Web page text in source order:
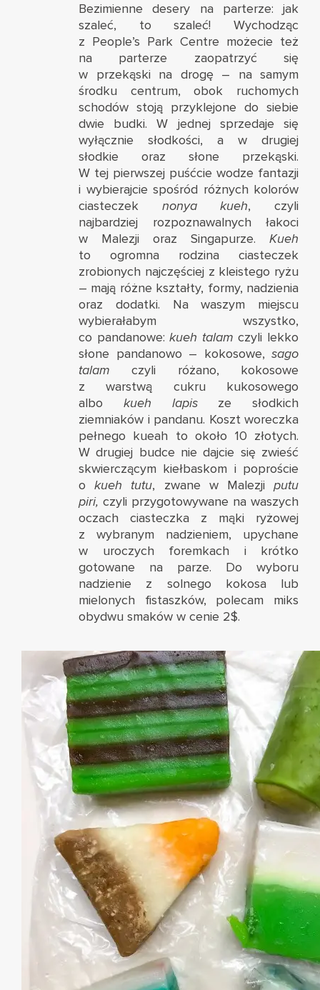
Bezimienne desery na parterze: jak
szaleć, to szaleć! Wychodząc
z People’s Park Centre możecie też
na parterze zaopatrzyć się
w przekąski na drogę – na samym
środku centrum, obok ruchomych
schodów stoją przyklejone do siebie
dwie budki. W jednej sprzedaje się
wyłącznie słodkości, a w drugiej
słodkie oraz słone przekąski.
W tej pierwszej puśćcie wodze fantazji
i wybierajcie spośród różnych kolorów
ciasteczek nonya kueh, czyli
najbardziej rozpoznawalnych łakoci
w Malezji oraz Singapurze. Kueh
to ogromna rodzina ciasteczek
zrobionych najczęściej z kleistego ryżu
– mają różne kształty, formy, nadzienia
oraz dodatki. Na waszym miejscu
wybierałabym wszystko,
co pandanowe:kueh talam czyli lekko
słone pandanowo – kokosowe, sago
talam czyli różano, kokosowe
z warstwą cukru kukosowego
albo kueh lapisze słodkich
ziemniaków i pandanu. Koszt woreczka
pełnego kueah to około 10 złotych.
W drugiej budce nie dajcie się zwieść
skwierczącym kiełbaskom i poproście
okueh tutu, zwane w Malezjiputu
piri, czyli przygotowywane na waszych
oczach ciasteczka z mąki ryżowej
z wybranym nadzieniem, upychane
w uroczych foremkach i krótko
gotowane na parze. Do wyboru
nadzienie z solnego kokosa lub
mielonych fistaszków, polecam miks
obydwu smaków w cenie 2$.